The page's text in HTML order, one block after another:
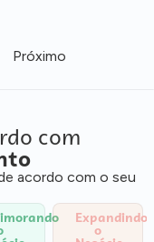
Próximo
com
acordo com o seu
Expandindo
o